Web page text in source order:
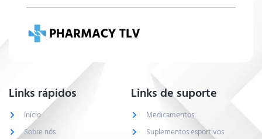
Links rápidos
Início
Sobre nós
Links de suporte
Medicamentos
Suplementos esportivos